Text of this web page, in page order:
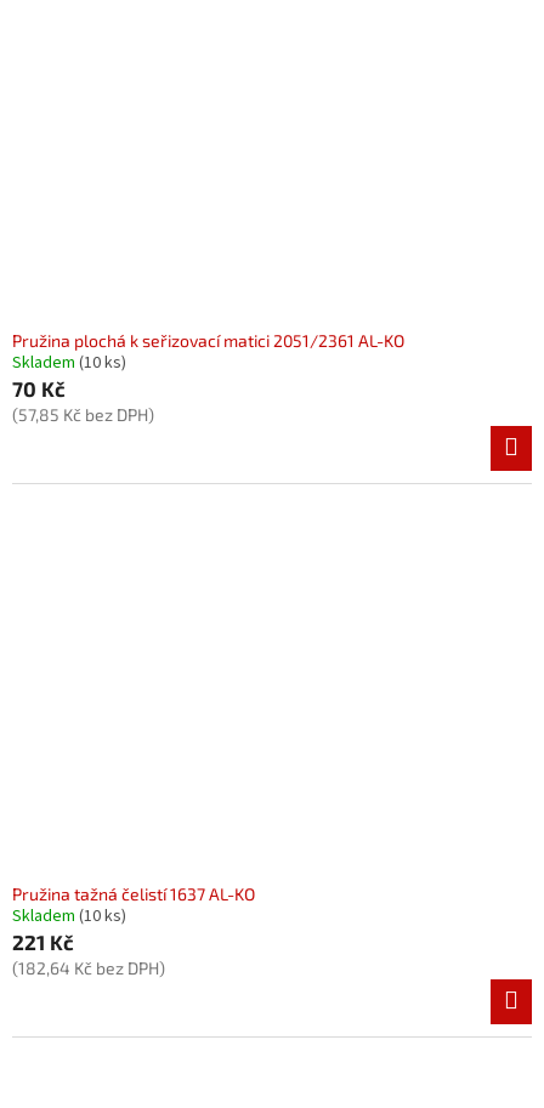
Pružina plochá k seřizovací matici 2051/2361 AL-KO
Skladem (10 ks)
70 Kč
(57,85 Kč bez DPH)
Pružina tažná čelistí 1637 AL-KO
Skladem (10 ks)
221 Kč
(182,64 Kč bez DPH)